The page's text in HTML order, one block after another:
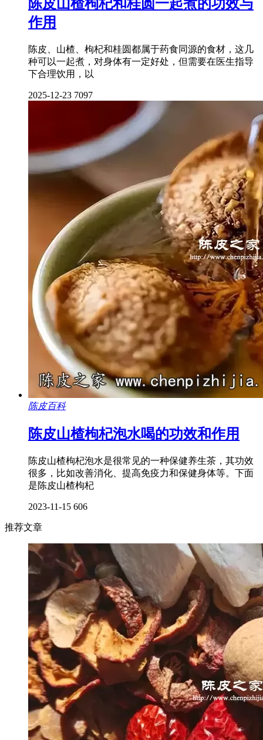
陈皮山楂枸杞和桂圆一起煮的功效与
作用
陈皮、山楂、枸杞和桂圆都属于药食同源的食材，这几
种可以一起煮，对身体有一定好处，但需要在医生指导
下合理饮用，以
2025-12-23 7097
陈皮百科
陈皮山楂枸杞泡水喝的功效和作用
陈皮山楂枸杞泡水是很常见的一种保健养生茶，其功效
很多，比如改善消化、提高免疫力和保健身体等。下面
是陈皮山楂枸杞
2023-11-15 606
推荐文章